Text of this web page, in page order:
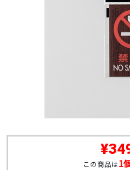
この商品は1